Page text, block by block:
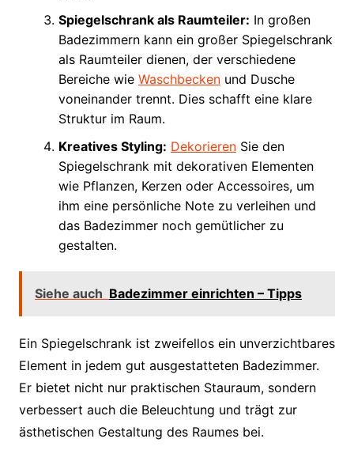
Spiegelschrank als Raumteiler: In großen
Badezimmern kann ein großer Spiegelschrank
als Raumteiler dienen, der verschiedene
Bereiche wie Waschbeckenund Dusche
voneinander trennt. Dies schafft eine klare
Struktur im Raum.
Kreatives Styling: DekorierenSie den
Spiegelschrank mit dekorativen Elementen
wie Pflanzen, Kerzen oder Accessoires, um
ihm eine persönliche Note zu verleihen und
das Badezimmer noch gemütlicher zu
gestalten.
Siehe auch Badezimmer einrichten – Tipps
Ein Spiegelschrank ist zweifellos ein unverzichtbares
Element in jedem gut ausgestatteten Badezimmer.
Er bietet nicht nur praktischen Stauraum, sondern
verbessert auch die Beleuchtung und trägt zur
ästhetischen Gestaltung des Raumes bei.